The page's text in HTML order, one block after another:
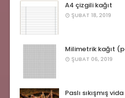
A4 çizgili kağıt
ŞUBAT 18, 2019
Milimetrik kağıt
ŞUBAT 06, 2019
Paslı sıkışmış